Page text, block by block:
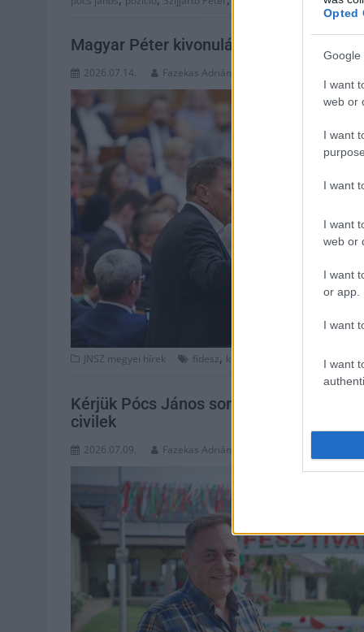
Opted
Google
I want
web or
I want
I want
I want
web or
I want
or app.
I want
I want
Magyar Péter kivonulással reagált Pócs
2026.07.14. Fazekas Adrián
JNSZ megyei hírek fidesz, kivonulás Magyar Péter
Kérjük Pócs János soron kívüli
civilek
2026.07.09. Fazekas Adrián